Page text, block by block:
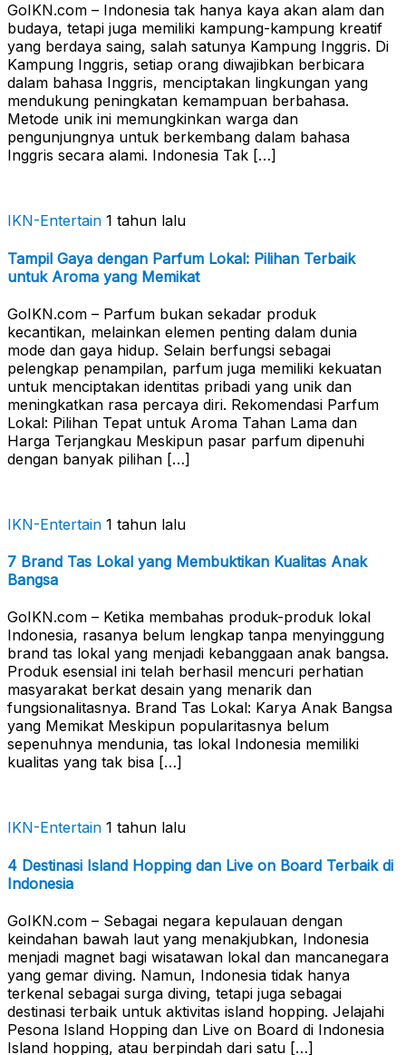
GoIKN.com – Indonesia tak hanya kaya akan alam dan
budaya, tetapi juga memiliki kampung-kampung kreatif
yang berdaya saing, salah satunya Kampung Inggris. Di
Kampung Inggris, setiap orang diwajibkan berbicara
dalam bahasa Inggris, menciptakan lingkungan yang
mendukung peningkatan kemampuan berbahasa.
Metode unik ini memungkinkan warga dan
pengunjungnya untuk berkembang dalam bahasa
Inggris secara alami. Indonesia Tak […]
IKN-Entertain 1 tahun lalu
Tampil Gaya dengan Parfum Lokal: Pilihan Terbaik
untuk Aroma yang Memikat
GoIKN.com – Parfum bukan sekadar produk
kecantikan, melainkan elemen penting dalam dunia
mode dan gaya hidup. Selain berfungsi sebagai
pelengkap penampilan, parfum juga memiliki kekuatan
untuk menciptakan identitas pribadi yang unik dan
meningkatkan rasa percaya diri. Rekomendasi Parfum
Lokal: Pilihan Tepat untuk Aroma Tahan Lama dan
Harga Terjangkau Meskipun pasar parfum dipenuhi
dengan banyak pilihan […]
IKN-Entertain 1 tahun lalu
7 Brand Tas Lokal yang Membuktikan Kualitas Anak
Bangsa
GoIKN.com – Ketika membahas produk-produk lokal
Indonesia, rasanya belum lengkap tanpa menyinggung
brand tas lokal yang menjadi kebanggaan anak bangsa.
Produk esensial ini telah berhasil mencuri perhatian
masyarakat berkat desain yang menarik dan
fungsionalitasnya. Brand Tas Lokal: Karya Anak Bangsa
yang Memikat Meskipun popularitasnya belum
sepenuhnya mendunia, tas lokal Indonesia memiliki
kualitas yang tak bisa […]
IKN-Entertain 1 tahun lalu
4 Destinasi Island Hopping dan Live on Board Terbaik di
Indonesia
GoIKN.com – Sebagai negara kepulauan dengan
keindahan bawah laut yang menakjubkan, Indonesia
menjadi magnet bagi wisatawan lokal dan mancanegara
yang gemar diving. Namun, Indonesia tidak hanya
terkenal sebagai surga diving, tetapi juga sebagai
destinasi terbaik untuk aktivitas island hopping. Jelajahi
Pesona Island Hopping dan Live on Board di Indonesia
Island hopping, atau berpindah dari satu […]